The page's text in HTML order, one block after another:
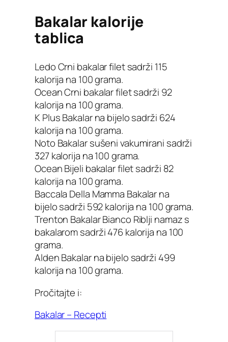
Bakalar kalorije
tablica
Ledo Crni bakalar filet sadrži 115
kalorija na 100 grama.
Ocean Crni bakalar filet sadrži 92
kalorija na 100 grama.
K Plus Bakalar na bijelo sadrži 624
kalorija na 100 grama.
Noto Bakalar sušeni vakumirani sadrži
327 kalorija na 100 grama.
Ocean Bijeli bakalar filet sadrži 82
kalorija na 100 grama.
Baccala Della Mamma Bakalar na
bijelo sadrži 592 kalorija na 100 grama.
Trenton Bakalar Bianco Riblji namaz s
bakalarom sadrži 476 kalorija na 100
grama.
Alden Bakalar na bijelo sadrži 499
kalorija na 100 grama.
Pročitajte i:
Bakalar – Recepti